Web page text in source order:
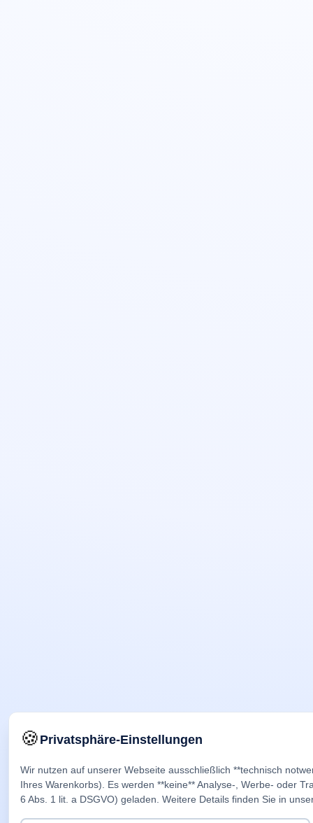
🍪Privatsphäre-Einstellungen
Wir nutzen auf unserer Webseite ausschließlich **technisch
Ihres Warenkorbs). Es werden **keine** Analyse-, Werbe- oder
6 Abs. 1 lit. a DSGVO) geladen. Weitere Details finden Sie in